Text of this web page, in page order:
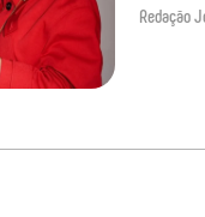
Redação